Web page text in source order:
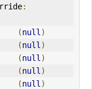
:
(null )
(null )
(null )
(null )
(null )